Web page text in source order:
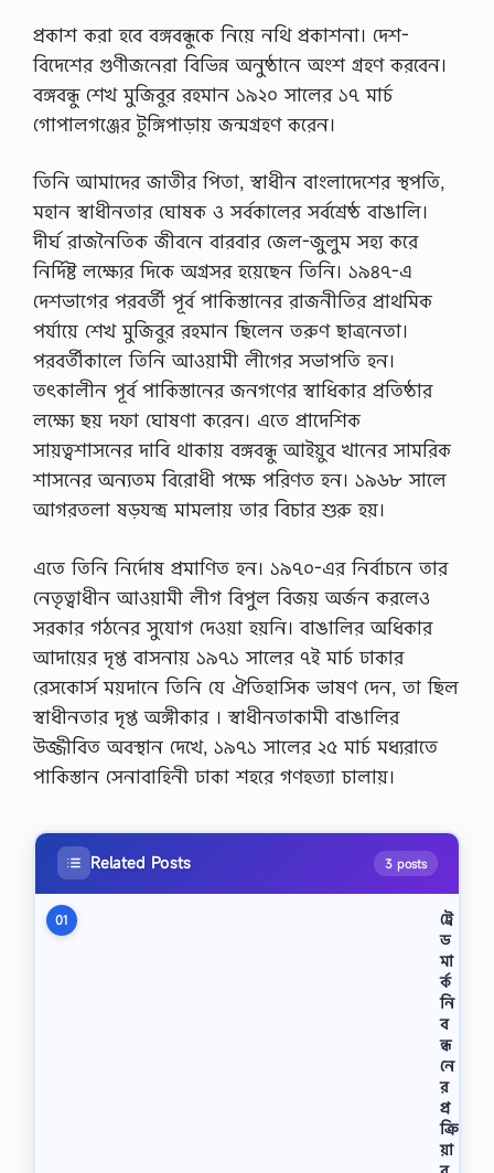
প্রকাশ করা হবে বঙ্গবন্ধুকে নিয়ে নথি প্রকাশনা। দেশ-
বিদেশের গুণীজনেরা বিভিন্ন অনুষ্ঠানে অংশ গ্রহণ করবেন।
বঙ্গবন্ধু শেখ মুজিবুর রহমান ১৯২০ সালের ১৭ মার্চ
গােপালগঞ্জের টুঙ্গিপাড়ায় জন্মগ্রহণ করেন।
তিনি আমাদের জাতীর পিতা, স্বাধীন বাংলাদেশের স্থপতি,
মহান স্বাধীনতার ঘােষক ও সর্বকালের সর্বশ্রেষ্ঠ বাঙালি।
দীর্ঘ রাজনৈতিক জীবনে বারবার জেল-জুলুম সহ্য করে
নির্দিষ্ট লক্ষ্যের দিকে অগ্রসর হয়েছেন তিনি। ১৯৪৭-এ
দেশভাগের পরবর্তী পূর্ব পাকিস্তানের রাজনীতির প্রাথমিক
পর্যায়ে শেখ মুজিবুর রহমান ছিলেন তরুণ ছাত্রনেতা।
পরবর্তীকালে তিনি আওয়ামী লীগের সভাপতি হন।
তৎকালীন পূর্ব পাকিস্তানের জনগণের স্বাধিকার প্রতিষ্ঠার
লক্ষ্যে ছয় দফা ঘােষণা করেন। এতে প্রাদেশিক
সায়ত্বশাসনের দাবি থাকায় বঙ্গবন্ধু আইয়ুব খানের সামরিক
শাসনের অন্যতম বিরােধী পক্ষে পরিণত হন। ১৯৬৮ সালে
আগরতলা ষড়যন্ত্র মামলায় তার বিচার শুরু হয়।
এতে তিনি নির্দোষ প্রমাণিত হন। ১৯৭০-এর নির্বাচনে তার
নেতৃত্বাধীন আওয়ামী লীগ বিপুল বিজয় অর্জন করলেও
সরকার গঠনের সুযােগ দেওয়া হয়নি। বাঙালির অধিকার
আদায়ের দৃপ্ত বাসনায় ১৯৭১ সালের ৭ই মার্চ ঢাকার
রেসকোর্স ময়দানে তিনি যে ঐতিহাসিক ভাষণ দেন, তা ছিল
স্বাধীনতার দৃপ্ত অঙ্গীকার । স্বাধীনতাকামী বাঙালির
উজ্জীবিত অবস্থান দেখে, ১৯৭১ সালের ২৫ মার্চ মধ্যরাতে
পাকিস্তান সেনাবাহিনী ঢাকা শহরে গণহত্যা চালায়।
Related Posts 3 posts
01
ট্রে
ড
মা
র্ক
নি
ব
ন্ধ
নে
র
প্র
ক্রি
য়া